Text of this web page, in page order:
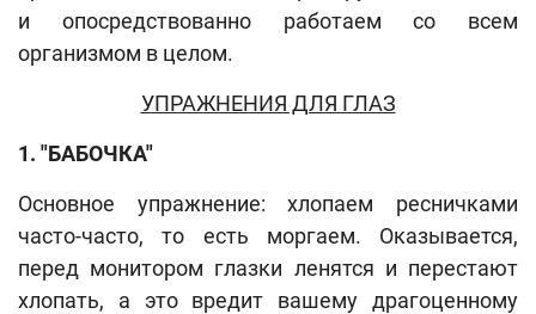
и опосредствованно работаем со всем
организмом в целом.
УПРАЖНЕНИЯ ДЛЯ ГЛАЗ
1. "БАБОЧКА"
Основное упражнение: хлопаем ресничками
часто-часто, то есть моргаем. Оказывается,
перед монитором глазки ленятся и перестают
хлопать, а это вредит вашему драгоценному